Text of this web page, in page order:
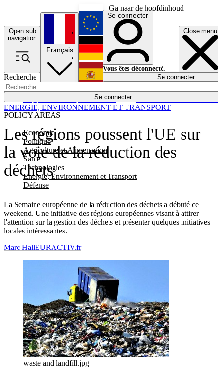
Ga naar de hoofdinhoud
Open sub
navigation
Close menu
Recherche
Se connecter
POLICY AREAS
Economie
Politique
Agriculture et Alimentation
Santé
Technologies
Energie, Environnement et Transport
Défense
Économie
Français
English
Deutsch
Español
Se connecter
Vous êtes déconnecté.
Se connecter
Les régions poussent l'UE sur
la voie de la réduction des
déchets
La Semaine européenne de la réduction des déchets a débuté ce
weekend. Une initiative des régions européennes visant à attirer
l'attention sur la gestion des déchets et présenter quelques initiatives
locales intéressantes.
ENERGIE, ENVIRONNEMENT ET TRANSPORT
Marc HallEURACTIV.fr
waste and landfill.jpg